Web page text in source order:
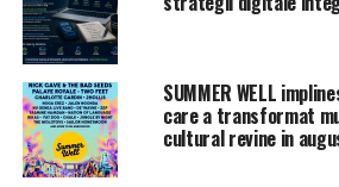
ARTICOLE PE ACEIASI TEMA:
URMATORUL
Lovitură pentru bucureșteni. Cu cât
prețul călătoriei | JiulAZI
SUMMER WELL
care a transformat
cultural revine in